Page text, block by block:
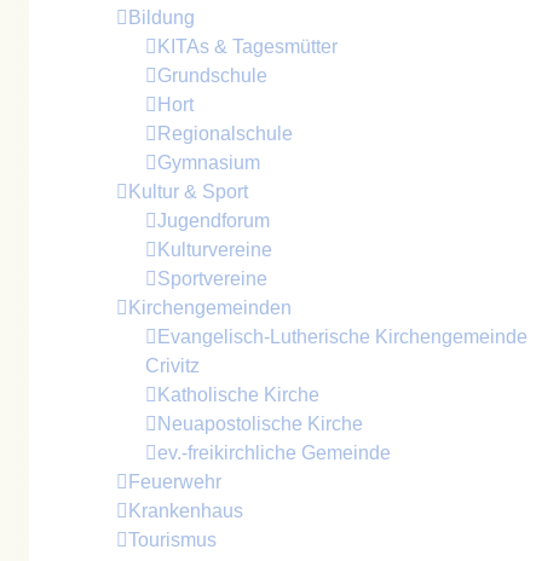
Bildung
KITAs & Tagesmütter
Grundschule
Hort
Regionalschule
Gymnasium
Kultur & Sport
Jugendforum
Kulturvereine
Sportvereine
Kirchengemeinden
Evangelisch-Lutherische Kirchengemeinde
Crivitz
Katholische Kirche
Neuapostolische Kirche
ev.-freikirchliche Gemeinde
Feuerwehr
Krankenhaus
Tourismus